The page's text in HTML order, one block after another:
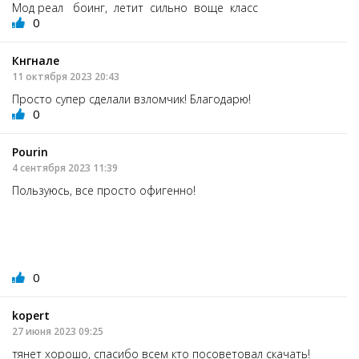
Мод реал боинг, летит сильно воще класс
0
Кнгнале
11 октября 2023 20:43
Просто супер сделали взломчик! Благодарю!
0
Pourin
4 сентября 2023 11:39
Пользуюсь, все просто офигенно!
0
kopert
27 июня 2023 09:25
тянет хорошо, спасибо всем кто посоветовал скачать!